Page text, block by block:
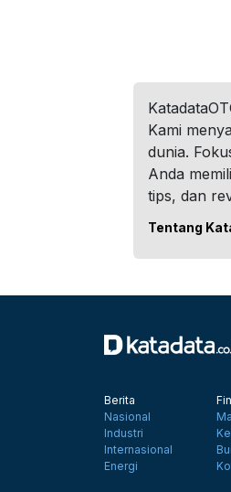
Kami
dunia.
Anda
tips, dan
Tentang
Berita
Nasional
Industri
Internasional
Energi